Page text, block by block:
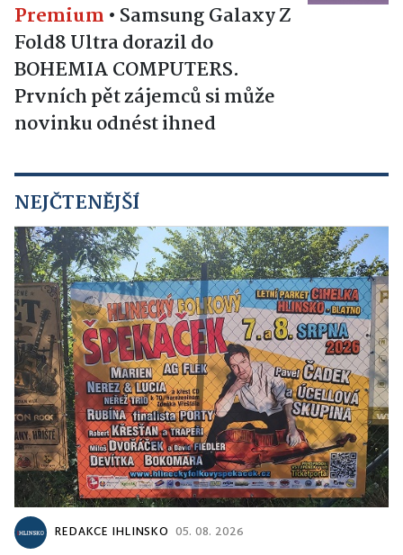
Premium • Samsung Galaxy Z
Fold8 Ultra dorazil do
BOHEMIA COMPUTERS.
Prvních pět zájemců si může
novinku odnést ihned
NEJČTENĚJŠÍ
REDAKCE IHLINSKO 05. 08. 2026